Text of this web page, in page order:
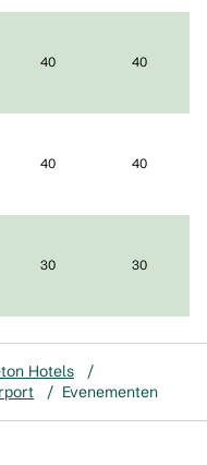
40 40
40 40
30 30
Hotels
/
/ Evenementen